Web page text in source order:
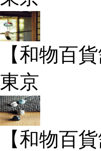
【和物百
東京
【和物百